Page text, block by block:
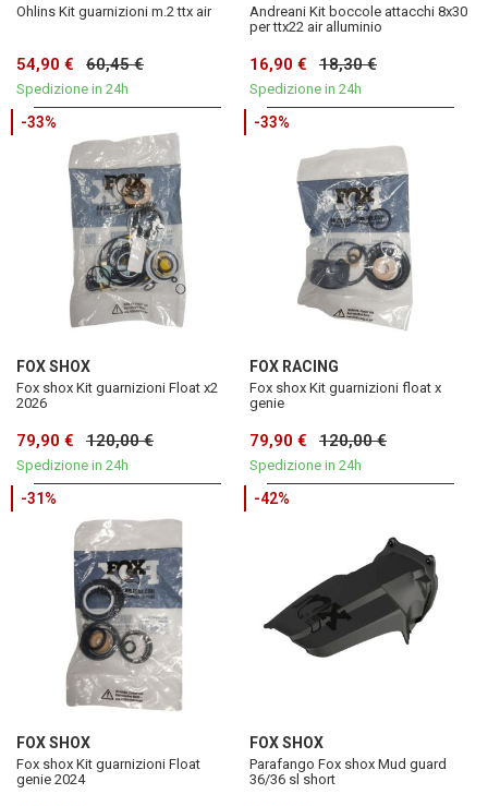
Ohlins Kit guarnizioni m.2 ttx air
54,90 € 60,45 €
Spedizione in 24h
Andreani Kit boccole attacchi 8x30
per ttx22 air alluminio
16,90 € 18,30 €
Spedizione in 24h
-33%
FOX SHOX
Fox shox Kit guarnizioni Float x2
2026
79,90 € 120,00 €
Spedizione in 24h
-33%
FOX RACING
Fox shox Kit guarnizioni float x
genie
79,90 € 120,00 €
Spedizione in 24h
-31%
FOX SHOX
Fox shox Kit guarnizioni Float
genie 2024
-42%
FOX SHOX
Parafango Fox shox Mud guard
36/36 sl short